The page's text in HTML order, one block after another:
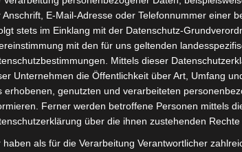
Hallo meine Lieben,
diesen wunderschönen
Anschrift, E-Mail-Adresse oder Telefonnummer einer
stets im Einklang mit der Datenschutz-
mit den für uns geltenden
Mittels dieser
Unternehmen die Öffentlichkeit über Art, Umfang
erhobenen, genutzten und verarbeiteten
Ferner werden betroffene Personen mittels
über die ihnen zustehenden Rechte
haben als für die Verarbeitung Verantwortlicher